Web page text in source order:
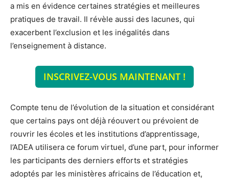
a mis en évidence certaines stratégies et meilleures
pratiques de travail. Il révèle aussi des lacunes, qui
exacerbent l’exclusion et les inégalités dans
l’enseignement à distance.
INSCRIVEZ-VOUS MAINTENANT !
Compte tenu de l’évolution de la situation et considérant
que certains pays ont déjà réouvert ou prévoient de
rouvrir les écoles et les institutions d’apprentissage,
l’ADEA utilisera ce forum virtuel, d’une part, pour informer
les participants des derniers efforts et stratégies
adoptés par les ministères africains de l’éducation et,